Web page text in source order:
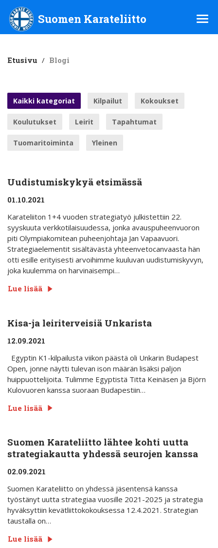
Suomen Karateliitto ry
Suomen Karateliitto
Etusivu / Blogi
Kaikki kategoriat Kilpailut Kokoukset
Koulutukset Leirit Tapahtumat
Tuomaritoiminta Yleinen
Uudistumiskykyä etsimässä
01.10.2021
Karateliiton 1+4 vuoden strategiatyö julkistettiin 22.
syyskuuta verkkotilaisuudessa, jonka avauspuheenvuoron
piti Olympiakomitean puheenjohtaja Jan Vapaavuori.
Strategiaelementit sisältävästä yhteenvetocanvaasta hän
otti esille erityisesti arvoihimme kuuluvan uudistumiskyvyn,
joka kuulemma on harvinaisempi…
Lue lisää
Kisa-ja leiriterveisiä Unkarista
12.09.2021
Egyptin K1-kilpailusta viikon päästä oli Unkarin Budapest
Open, jonne näytti tulevan ison määrän lisäksi paljon
huippuottelijoita. Tulimme Egyptistä Titta Keinäsen ja Björn
Kulovuoren kanssa suoraan Budapestiin…
Lue lisää
Suomen Karateliitto lähtee kohti uutta
strategiakautta yhdessä seurojen kanssa
02.09.2021
Suomen Karateliitto on yhdessä jäsentensä kanssa
työstänyt uutta strategiaa vuosille 2021-2025 ja strategia
hyväksyttiin kevätliittokokouksessa 12.4.2021. Strategian
taustalla on…
Lue lisää